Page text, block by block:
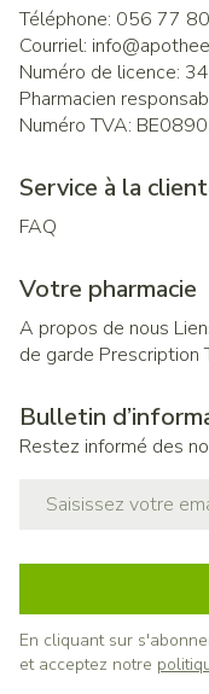
Téléphone: 056 77
Courriel: info@
Numéro de licence:
Pharmacien
Numéro TVA:
Service à la
FAQ
Votre pharmacie
A propos de nous
de garde Prescription
Bulletin
Restez informé des
En cliquant sur
et acceptez notre